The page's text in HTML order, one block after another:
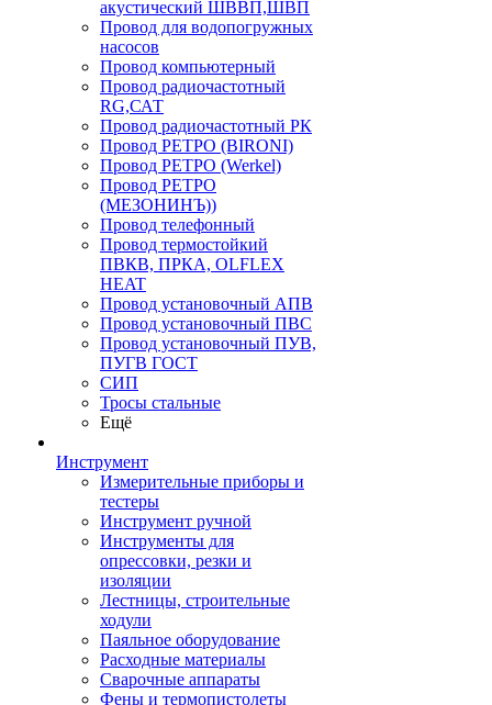
акустический ШВВП,ШВП
Провод для водопогружных
насосов
Провод компьютерный
Провод радиочастотный
RG,САТ
Провод радиочастотный РК
Провод РЕТРО (BIRONI)
Провод РЕТРО (Werkel)
Провод РЕТРО
(МЕЗОНИНЪ))
Провод телефонный
Провод термостойкий
ПВКВ, ПРКА, OLFLEX
HEAT
Провод установочный АПВ
Провод установочный ПВС
Провод установочный ПУВ,
ПУГВ ГОСТ
СИП
Тросы стальные
Ещё
Инструмент
Измерительные приборы и
тестеры
Инструмент ручной
Инструменты для
опрессовки, резки и
изоляции
Лестницы, строительные
ходули
Паяльное оборудование
Расходные материалы
Сварочные аппараты
Фены и термопистолеты